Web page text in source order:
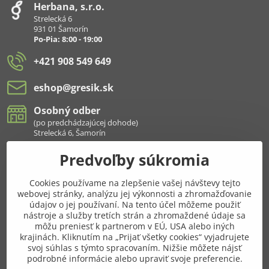
Herbana, s​.r​.o​.
Strelecká 6
931 01 Šamorín
Po-Pia: 8:00 - 19:00
+421 908 549 649
eshop​@gresik​.sk
Osobný odber
(po predchádzajúcej dohode)
Strelecká 6, Šamorín
Všetko k nákupu
Pridajte sa k nám aj na sieťach
Facebook Instagram
Najnavštevovanejšie kategórie
Predvoľby súkromia
Cookies používame na zlepšenie vašej návštevy tejto
webovej stránky, analýzu jej výkonnosti a zhromažďovanie
údajov o jej používaní. Na tento účel môžeme použiť
nástroje a služby tretích strán a zhromaždené údaje sa
môžu preniesť k partnerom v EÚ, USA alebo iných
krajinách. Kliknutím na „Prijať všetky cookies“ vyjadrujete
svoj súhlas s týmto spracovaním. Nižšie môžete nájsť
podrobné informácie alebo upraviť svoje preferencie.